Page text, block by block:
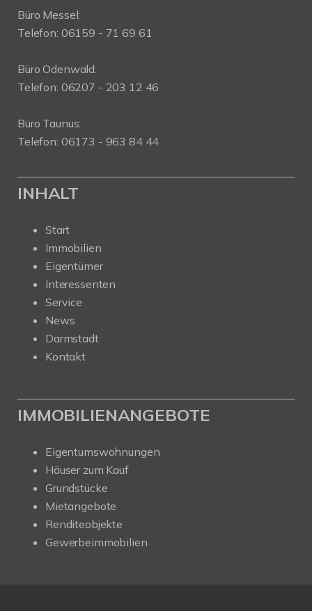
Büro Messel:
Telefon: 06159 - 71 69 61
Büro Odenwald:
Telefon: 06207 - 203 12 46
Büro Taunus:
Telefon: 06173 - 963 84 44
INHALT
Start
Immobilien
Eigentümer
Interessenten
Service
News
Darmstadt
Kontakt
IMMOBILIENANGEBOTE
Eigentumswohnungen
Häuser zum Kauf
Grundstücke
Mietangebote
Renditeobjekte
Gewerbeimmobilien